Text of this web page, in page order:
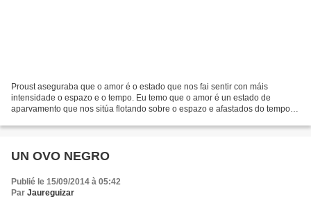
Proust aseguraba que o amor é o estado que nos fai sentir con máis
intensidade o espazo e o tempo. Eu temo que o amor é un estado de
aparvamento que nos sitúa flotando sobre o espazo e afastados do tempo.
UN OVO NEGRO
Publié le 15/09/2014 à 05:42
Par Jaureguizar